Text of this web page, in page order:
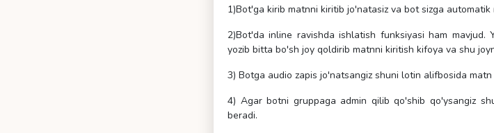
1)Bot'ga kirib matnni kiritib jo'natasiz va bot sizga
2)Bot'da inline ravishda ishlatish funksiyasi ham mavjud.
yozib bitta bo'sh joy qoldirib matnni kiritish kifoya va shu
3) Botga audio zapis jo'natsangiz shuni lotin alifbosida
4) Agar botni gruppaga admin qilib qo'shib qo'ysangiz
beradi.